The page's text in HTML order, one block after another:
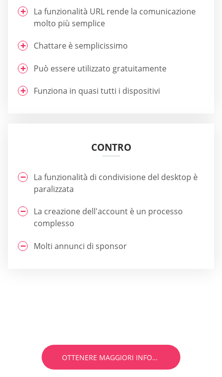
La funzionalità URL rende la comunicazione
molto più semplice
Chattare è semplicissimo
Può essere utilizzato gratuitamente
Funziona in quasi tutti i dispositivi
CONTRO
La funzionalità di condivisione del desktop è
paralizzata
La creazione dell'account è un processo
complesso
Molti annunci di sponsor
OTTENERE MAGGIORI INFORMAZIONI